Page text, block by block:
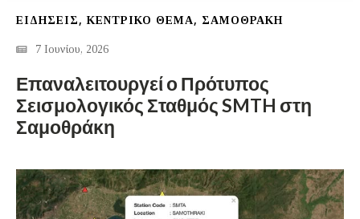
ΕΙΔΗΣΕΙΣ ,ΚΕΝΤΡΙΚΟ ΘΕΜΑ, ΣΑΜΟΘΡΆΚΗ
7 Ιουνίου, 2026
Επαναλειτουργεί ο Πρότυπος
Σεισμολογικός Σταθμός SMTH στη
Σαμοθράκη